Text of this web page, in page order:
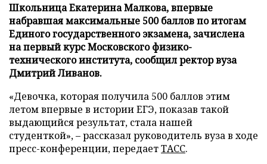
Школьница Екатерина Малкова, впервые
набравшая максимальные 500 баллов по итогам
Единого государственного экзамена, зачислена
на первый курс Московского физико-
технического института, сообщил ректор вуза
Дмитрий Ливанов.
«Девочка, которая получила 500 баллов этим
летом впервые в истории ЕГЭ, показав такой
выдающийся результат, стала нашей
студенткой», – рассказал руководитель вуза в ходе
пресс-конференции, передаетТАСС.